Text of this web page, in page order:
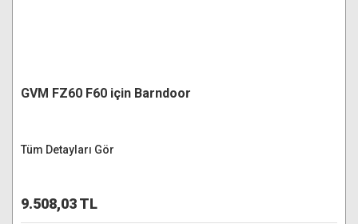
GVM FZ60 F60 için Barndoor
Tüm Detayları Gör
9.508,03 TL